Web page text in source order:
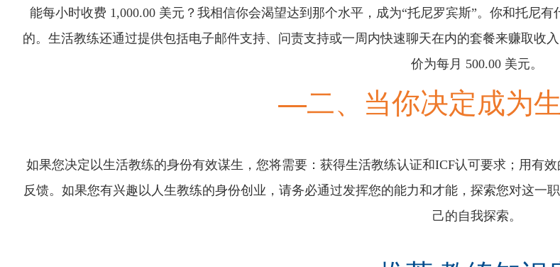
能每小时收费 1,000.00 美元？我相信你会渴望达到那个水平，成为“托尼罗宾斯”。你和托尼
的。生活教练还通过提供包括电子邮件支持、问责支持或一周内快速聊天在内的套餐来赚取收
价为每月 500.00 美元。
二、当你决定成为
如果您决定以生活教练的身份有效谋生，您将需要：获得生活教练认证和ICF认可要求；用有
反馈。如果您有兴趣以人生教练的身份创业，请务必通过发挥您的能力和才能，探索您对这一
己的自我探索。